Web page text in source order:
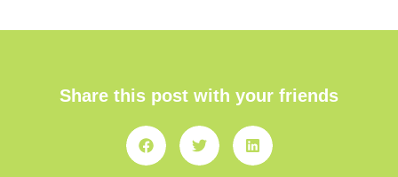
Share this post with your friends